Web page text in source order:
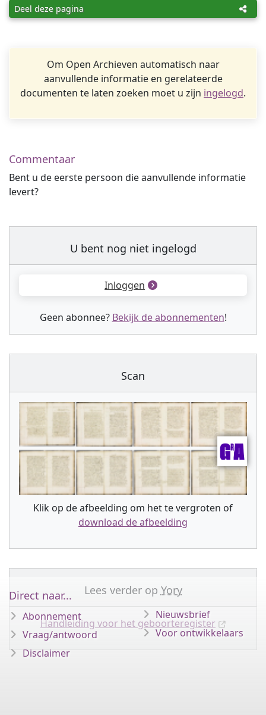
Deel deze pagina
Om Open Archieven automatisch naar
aanvullende informatie en gerelateerde
documenten te laten zoeken moet u zijn ingelogd.
Commentaar
Bent u de eerste persoon die aanvullende informatie
levert?
U bent nog niet ingelogd
Inloggen
Geen abonnee? Bekijk de abonnementen!
Scan
Klik op de afbeelding om het te vergroten of
download de afbeelding
Lees verder op Yory
Handleiding voor het geboorteregister
Direct naar...
Abonnement
Vraag/antwoord
Disclaimer
Nieuwsbrief
Voor ontwikkelaars